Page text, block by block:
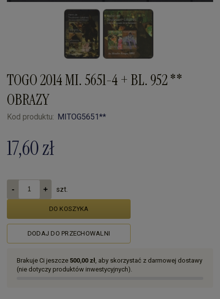
TOGO 2014 MI. 5651-4 + BL. 952 **
OBRAZY
Kod produktu: MITOG5651**
17,60 zł
szt.
DO KOSZYKA
DODAJ DO PRZECHOWALNI
Brakuje Ci jeszcze 500,00 zł , aby skorzystać z darmowej dostawy
(nie dotyczy produktów inwestycyjnych).